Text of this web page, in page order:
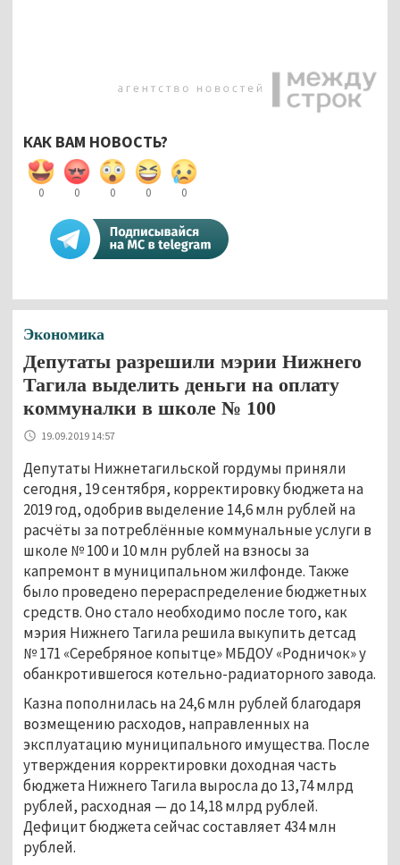
КАК ВАМ НОВОСТЬ?
0 0 0 0 0
Экономика
Депутаты разрешили мэрии Нижнего
Тагила выделить деньги на оплату
коммуналки в школе № 100
19.09.2019 14:57
Депутаты Нижнетагильской гордумы приняли
сегодня, 19 сентября, корректировку бюджета на
2019 год, одобрив выделение 14,6 млн рублей на
расчёты за потреблённые коммунальные услуги в
школе № 100 и 10 млн рублей на взносы за
капремонт в муниципальном жилфонде. Также
было проведено перераспределение бюджетных
средств. Оно стало необходимо после того, как
мэрия Нижнего Тагила решила выкупить детсад
№ 171 «Серебряное копытце» МБДОУ «Родничок» у
обанкротившегося котельно-радиаторного завода.
Казна пополнилась на 24,6 млн рублей благодаря
возмещению расходов, направленных на
эксплуатацию муниципального имущества. После
утверждения корректировки доходная часть
бюджета Нижнего Тагила выросла до 13,74 млрд
рублей, расходная — до 14,18 млрд рублей.
Дефицит бюджета сейчас составляет 434 млн
рублей.